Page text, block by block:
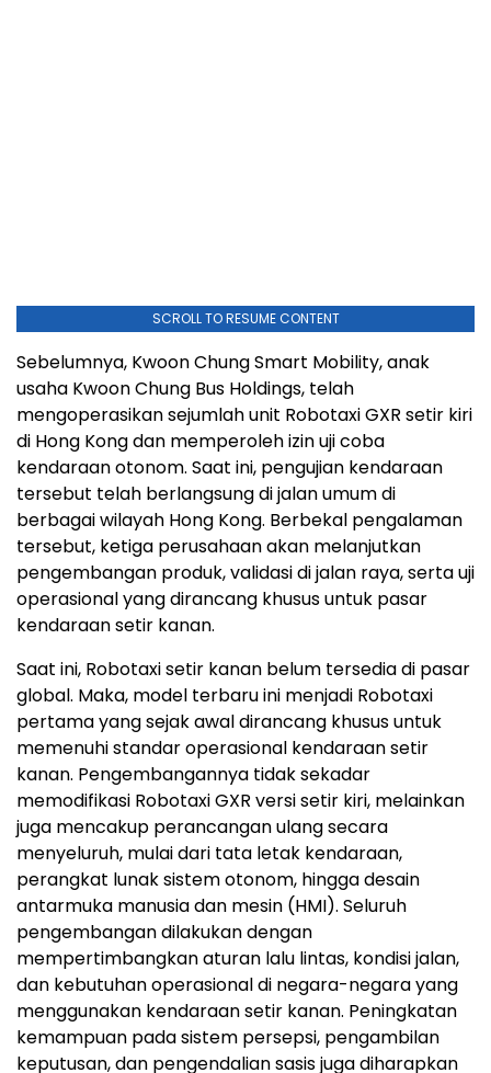
SCROLL TO RESUME CONTENT
Sebelumnya, Kwoon Chung Smart Mobility, anak
usaha Kwoon Chung Bus Holdings, telah
mengoperasikan sejumlah unit Robotaxi GXR setir kiri
di Hong Kong dan memperoleh izin uji coba
kendaraan otonom. Saat ini, pengujian kendaraan
tersebut telah berlangsung di jalan umum di
berbagai wilayah Hong Kong. Berbekal pengalaman
tersebut, ketiga perusahaan akan melanjutkan
pengembangan produk, validasi di jalan raya, serta uji
operasional yang dirancang khusus untuk pasar
kendaraan setir kanan.
Saat ini, Robotaxi setir kanan belum tersedia di pasar
global. Maka, model terbaru ini menjadi Robotaxi
pertama yang sejak awal dirancang khusus untuk
memenuhi standar operasional kendaraan setir
kanan. Pengembangannya tidak sekadar
memodifikasi Robotaxi GXR versi setir kiri, melainkan
juga mencakup perancangan ulang secara
menyeluruh, mulai dari tata letak kendaraan,
perangkat lunak sistem otonom, hingga desain
antarmuka manusia dan mesin (HMI). Seluruh
pengembangan dilakukan dengan
mempertimbangkan aturan lalu lintas, kondisi jalan,
dan kebutuhan operasional di negara-negara yang
menggunakan kendaraan setir kanan. Peningkatan
kemampuan pada sistem persepsi, pengambilan
keputusan, dan pengendalian sasis juga diharapkan